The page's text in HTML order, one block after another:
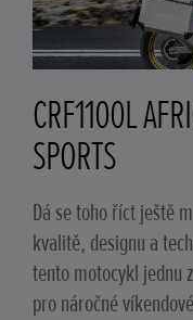
CRF1100L
SPORTS
Dá se toho říct ještě
kvalitě, designu a
tento motocykl jednu
pro náročné